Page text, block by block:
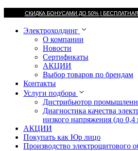
СКИДКА БОНУСАМИ ДО 50% |
Электрохолдинг
О компании
Новости
Сертификаты
АКЦИИ
Выбор товаров по брендам
Контакты
Услуги подбора
Дистрибьютор
Диагностика качества
низкого напряжения (до 0,4
АКЦИИ
Покупать как Юр лицо
Производство электрощитового